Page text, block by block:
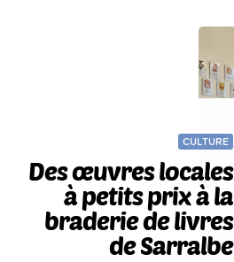
CULTURE
Des œuvres locales
à petits prix à la
braderie de livres
de Sarralbe